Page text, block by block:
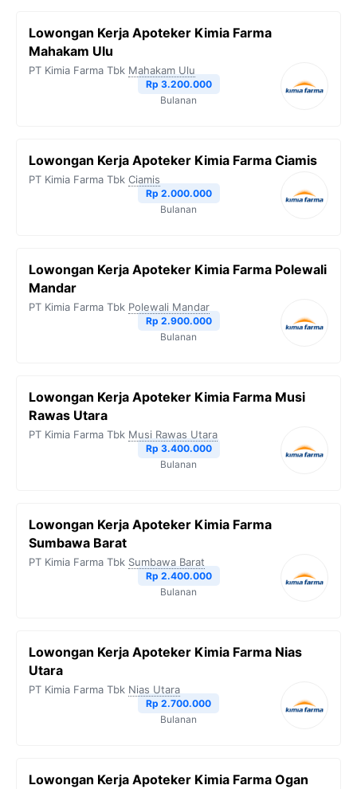
Lowongan Kerja Apoteker Kimia Farma
Mahakam Ulu
PT Kimia Farma Tbk Mahakam Ulu
Rp 3.200.000
Bulanan
Lowongan Kerja Apoteker Kimia Farma Ciamis
PT Kimia Farma Tbk Ciamis
Rp 2.000.000
Bulanan
Lowongan Kerja Apoteker Kimia Farma Polewali
Mandar
PT Kimia Farma Tbk Polewali Mandar
Rp 2.900.000
Bulanan
Lowongan Kerja Apoteker Kimia Farma Musi
Rawas Utara
PT Kimia Farma Tbk Musi Rawas Utara
Rp 3.400.000
Bulanan
Lowongan Kerja Apoteker Kimia Farma
Sumbawa Barat
PT Kimia Farma Tbk Sumbawa Barat
Rp 2.400.000
Bulanan
Lowongan Kerja Apoteker Kimia Farma Nias
Utara
PT Kimia Farma Tbk Nias Utara
Rp 2.700.000
Bulanan
Lowongan Kerja Apoteker Kimia Farma Ogan